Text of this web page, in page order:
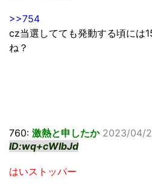
>>754
cz当選してても発動する頃には
ね？
760: 激熱と申したか 2023/04/
ID:wq+cWIbJd
はいストッパー